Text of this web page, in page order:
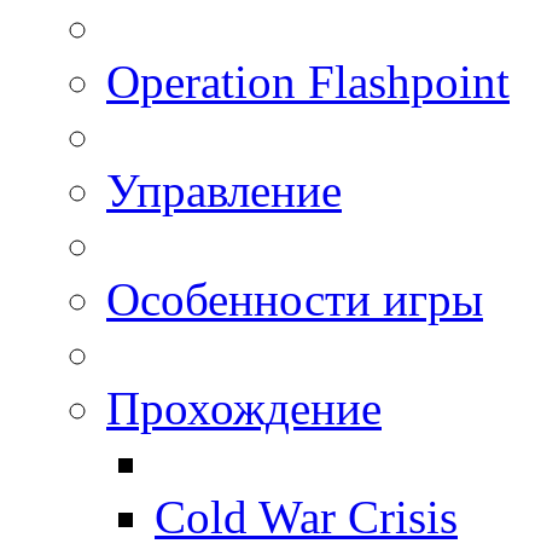
Operation Flashpoint
Управление
Особенности игры
Прохождение
Cold War Crisis